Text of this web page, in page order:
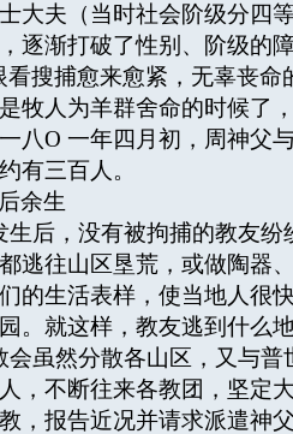
大夫（当时社会阶级分四
逐渐打破了性别、阶级的
看搜捕愈来愈紧，无辜丧
牧人为羊群舍命的时候了
八O 一年四月初，周神父
有三百人。
余生
后，没有被拘捕的教友纷
逃往山区垦荒，或做陶器
的生活表样，使当地人很
。就这样，教友逃到什么
虽然分散各山区，又与普
，不断往来各教团，坚定
，报告近况并请求派遣神